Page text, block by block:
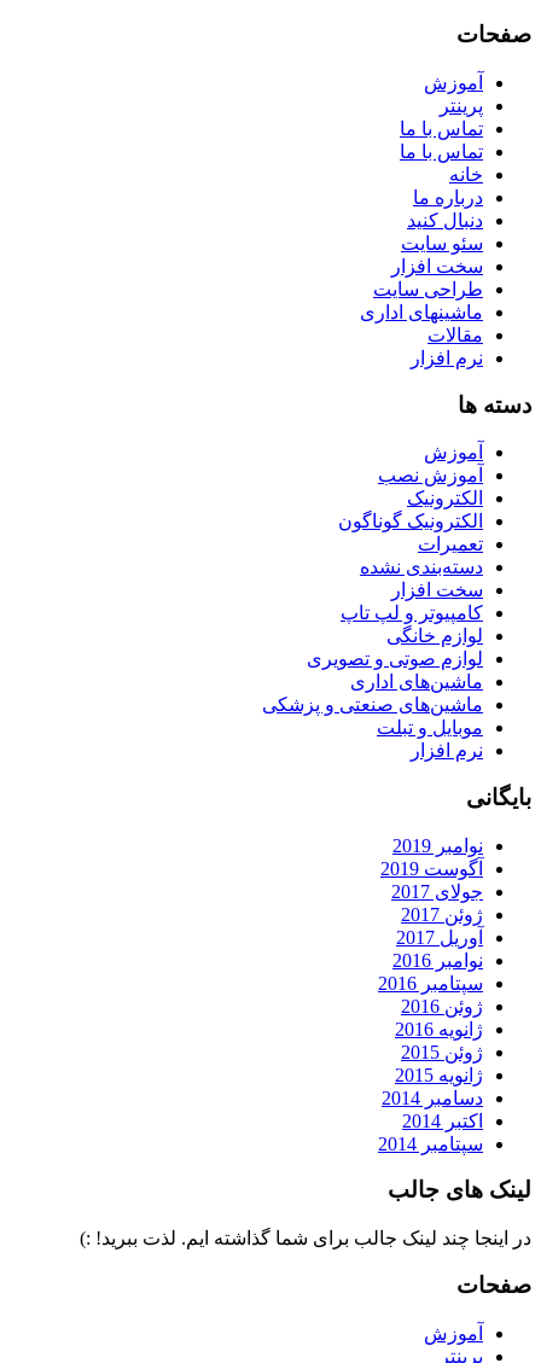
صفحات
آموزش
پرینتر
تماس با ما
تماس با ما
خانه
درباره ما
دنبال کنید
سئو سایت
سخت افزار
طراحی سایت
ماشینهای اداری
مقالات
نرم افزار
دسته ها
آموزش
آموزش نصب
الکترونیک
الکترونیک گوناگون
تعمیرات
دسته‌بندی نشده
سخت افزار
کامپیوتر و لپ تاپ
لوازم خانگی
لوازم صوتی و تصویری
ماشین‌های اداری
ماشین‌های صنعتی و پزشکی
موبایل و تبلت
نرم افزار
بایگانی
نوامبر 2019
آگوست 2019
جولای 2017
ژوئن 2017
آوریل 2017
نوامبر 2016
سپتامبر 2016
ژوئن 2016
ژانویه 2016
ژوئن 2015
ژانویه 2015
دسامبر 2014
اکتبر 2014
سپتامبر 2014
لینک های جالب
در اینجا چند لینک جالب برای شما گذاشته ایم. لذت ببرید! :)
صفحات
آموزش
پرینتر